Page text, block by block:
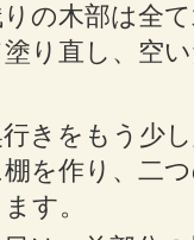
の木部は全
り直し、空
きをもう少
棚を作り、二
す。